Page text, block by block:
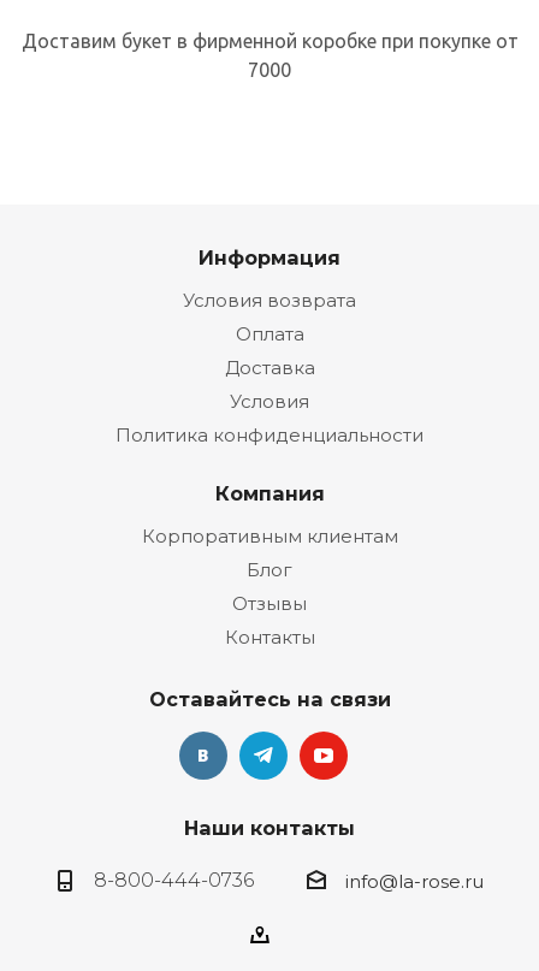
Доставим букет в фирменной коробке при покупке от
7000
Информация
Условия возврата
Оплата
Доставка
Условия
Политика конфиденциальности
Компания
Корпоративным клиентам
Блог
Отзывы
Контакты
Оставайтесь на связи
Наши контакты
8-800-444-0736 info@la-rose.ru